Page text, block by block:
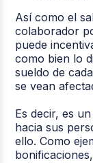
Así como el
colaborador
puede
como bien lo
sueldo de
se vean
Es decir, es un
hacia sus
ello. Como